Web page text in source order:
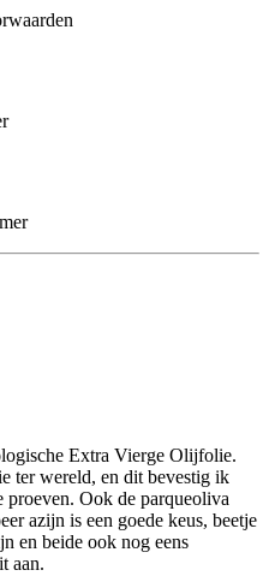
Extra Vierge Olijfolie.
ter wereld, en dit bevestig ik
Ook de parqueoliva
azijn is een goede keus, beetje
en beide ook nog eens
aan.